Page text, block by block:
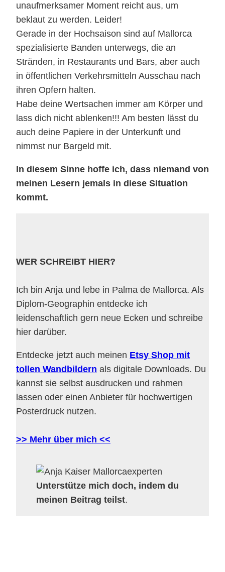
unaufmerksamer Moment reicht aus, um
beklaut zu werden. Leider!
Gerade in der Hochsaison sind auf Mallorca
spezialisierte Banden unterwegs, die an
Stränden, in Restaurants und Bars, aber auch
in öffentlichen Verkehrsmitteln Ausschau nach
ihren Opfern halten.
Habe deine Wertsachen immer am Körper und
lass dich nicht ablenken!!! Am besten lässt du
auch deine Papiere in der Unterkunft und
nimmst nur Bargeld mit.
In diesem Sinne hoffe ich, dass niemand von
meinen Lesern jemals in diese Situation
kommt.
WER SCHREIBT HIER?
Ich bin Anja und lebe in Palma de Mallorca. Als
Diplom-Geographin entdecke ich
leidenschaftlich gern neue Ecken und schreibe
hier darüber.
Entdecke jetzt auch meinen Etsy Shop mit
tollen Wandbildern als digitale Downloads. Du
kannst sie selbst ausdrucken und rahmen
lassen oder einen Anbieter für hochwertigen
Posterdruck nutzen.
>> Mehr über mich <<
Unterstütze mich doch, indem du
meinen Beitrag teilst.